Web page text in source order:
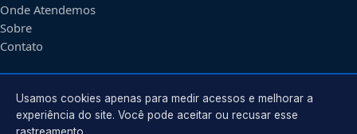
Onde Atendemos
Sobre
Contato
CONTATO
Usamos cookies apenas para medir acessos e melhorar a
experiência do site. Você pode aceitar ou recusar esse